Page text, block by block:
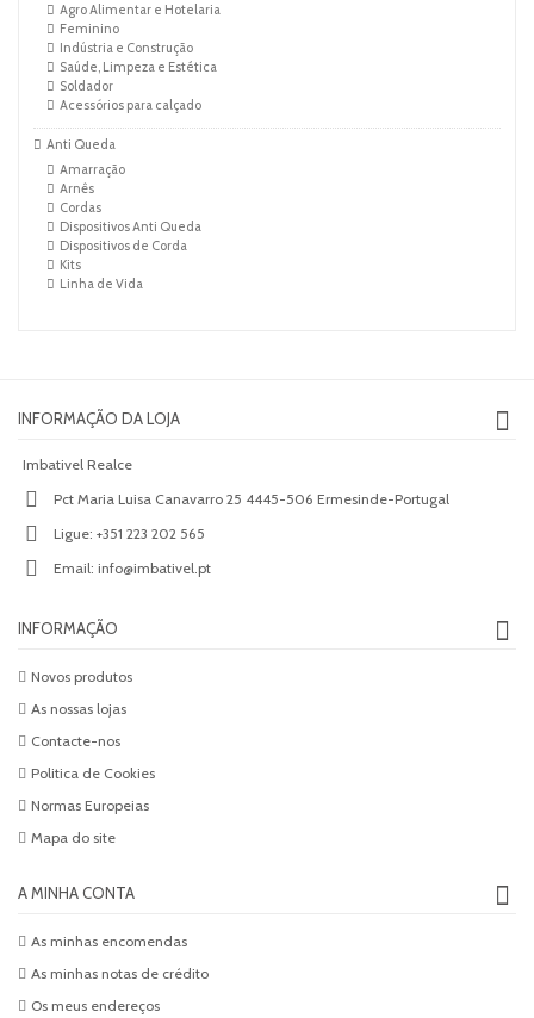
Agro Alimentar e Hotelaria
Feminino
Indústria e Construção
Saúde, Limpeza e Estética
Soldador
Acessórios para calçado
Anti Queda
Amarração
Arnês
Cordas
Dispositivos Anti Queda
Dispositivos de Corda
Kits
Linha de Vida
INFORMAÇÃO DA LOJA
Imbativel Realce
Pct Maria Luisa Canavarro 25 4445-506 Ermesinde-Portugal
Ligue: +351 223 202 565
Email: info@imbativel.pt
INFORMAÇÃO
Novos produtos
As nossas lojas
Contacte-nos
Politica de Cookies
Normas Europeias
Mapa do site
A MINHA CONTA
As minhas encomendas
As minhas notas de crédito
Os meus endereços